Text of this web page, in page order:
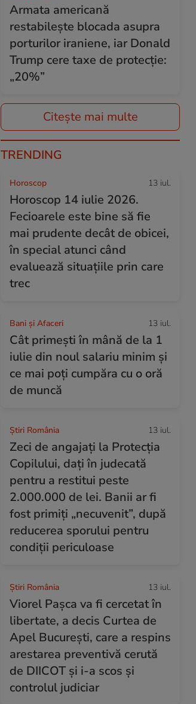
Armata americană
restabilește blocada asupra
porturilor iraniene, iar Donald
Trump cere taxe de protecție:
„20%”
Citește mai multe
TRENDING
Horoscop 13 iul.
Horoscop 14 iulie 2026.
Fecioarele este bine să fie
mai prudente decât de obicei,
în special atunci când
evaluează situațiile prin care
trec
Bani și Afaceri 13 iul.
Cât primești în mână de la 1
iulie din noul salariu minim și
ce mai poți cumpăra cu o oră
de muncă
Știri România 13 iul.
Zeci de angajați la Protecția
Copilului, dați în judecată
pentru a restitui peste
2.000.000 de lei. Banii ar fi
fost primiți „necuvenit”, după
reducerea sporului pentru
condiții periculoase
Știri România 13 iul.
Viorel Pașca va fi cercetat în
libertate, a decis Curtea de
Apel București, care a respins
arestarea preventivă cerută
de DIICOT și i-a scos și
controlul judiciar